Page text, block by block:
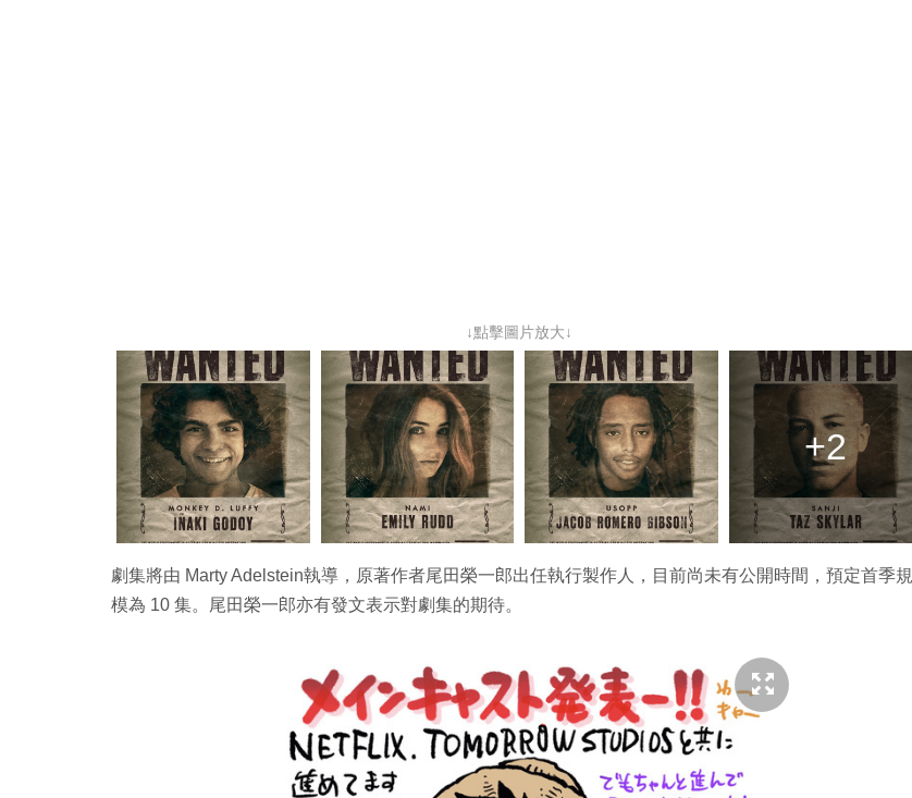
↓點擊圖片放大↓
+2
劇集將由 Marty Adelstein執導，原著作者尾田榮一郎出任執行製作人，目前尚未有公開時間，預定首季規
模為 10 集。尾田榮一郎亦有發文表示對劇集的期待。